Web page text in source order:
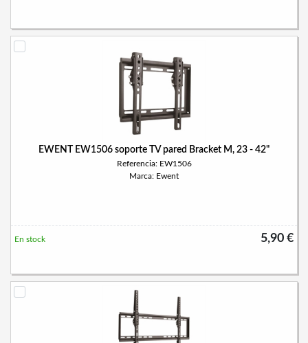
EWENT EW1506 soporte TV pared Bracket M, 23 - 42"
Referencia: EW1506
Marca: Ewent
5,90 €
En stock